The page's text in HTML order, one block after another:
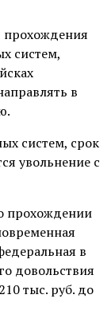
прохождения
систем,
в
систем, срок
увольнение с
прохождении
в
довольствия
тыс. руб. до